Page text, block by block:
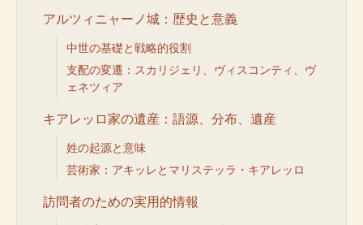
アルツィニャーノ城：歴史と意義
中世の基礎と戦略的役割
支配の変遷：スカリジェリ、ヴィスコンティ、ヴ
ェネツィア
キアレッロ家の遺産：語源、分布、遺産
姓の起源と意味
芸術家：アキッレとマリステッラ・キアレッロ
訪問者のための実用的情報